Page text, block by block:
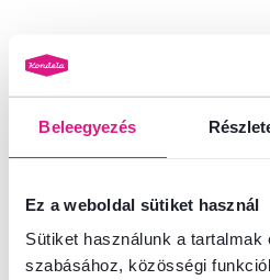
Beleegyezés
Ez a weboldal sütiket használ
Sütiket használunk a
szabásához, közösségi
134 600 Ft
3 Szín - részletes
Ingyenes